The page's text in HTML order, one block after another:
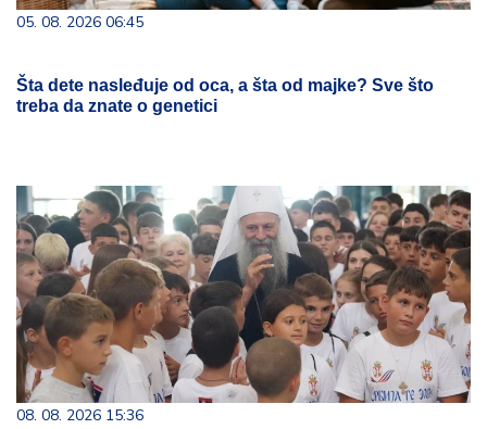
05. 08. 2026 06:45
Šta dete nasleđuje od oca, a šta od majke? Sve što
treba da znate o genetici
08. 08. 2026 15:36